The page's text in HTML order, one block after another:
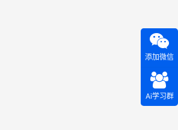
添加微信
Ai学习群